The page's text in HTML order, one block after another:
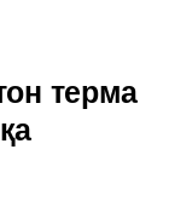
терма